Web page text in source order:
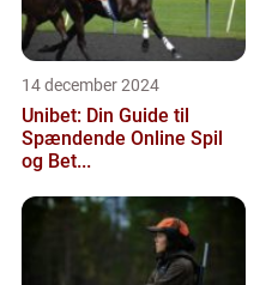
14 december 2024
Unibet: Din Guide til
Spændende Online Spil
og Bet...